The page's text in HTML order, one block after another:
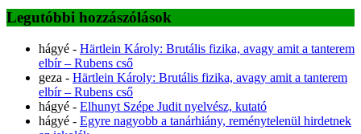
Legutóbbi hozzászólások
hágyé - Härtlein Károly: Brutális fizika, avagy amit a tanterem
elbír – Rubens cső
geza - Härtlein Károly: Brutális fizika, avagy amit a tanterem
elbír – Rubens cső
hágyé - Elhunyt Szépe Judit nyelvész, kutató
hágyé - Egyre nagyobb a tanárhiány, reménytelenül hirdetnek